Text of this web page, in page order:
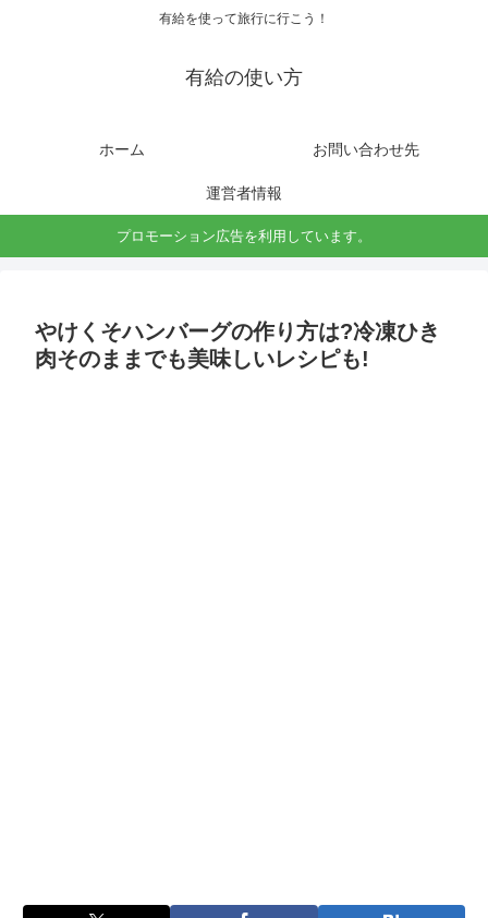
有給を使って旅行に行こう！
有給の使い方
ホーム お問い合わせ先
運営者情報
プロモーション広告を利用しています。
やけくそハンバーグの作り方は?冷凍ひき
肉そのままでも美味しいレシピも!